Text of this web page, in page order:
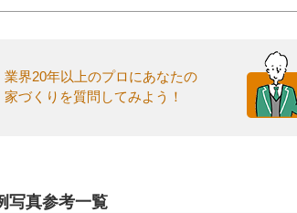
業界20年以上のプロにあなたの
家づくりを質問してみよう！
真参考一覧